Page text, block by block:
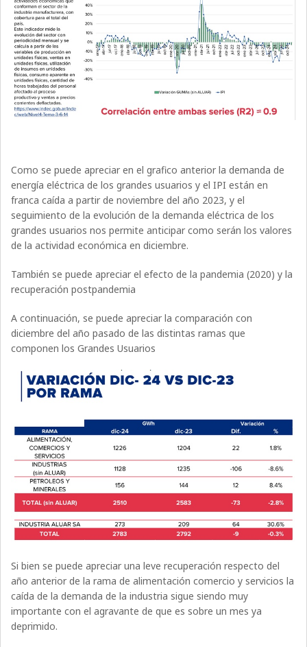
Como se puede apreciar en el grafico anterior la demanda de
energía eléctrica de los grandes usuarios y el IPI están en
franca caída a partir de noviembre del año 2023, y el
seguimiento de la evolución de la demanda eléctrica de los
grandes usuarios nos permite anticipar como serán los valores
de la actividad económica en diciembre.
También se puede apreciar el efecto de la pandemia (2020) y la
recuperación postpandemia
A continuación, se puede apreciar la comparación con
diciembre del año pasado de las distintas ramas que
componen los Grandes Usuarios
Si bien se puede apreciar una leve recuperación respecto del
año anterior de la rama de alimentación comercio y servicios la
caída de la demanda de la industria sigue siendo muy
importante con el agravante de que es sobre un mes ya
deprimido.